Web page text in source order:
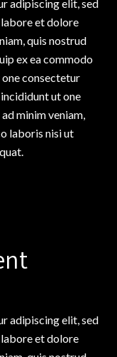
adipiscing elit, sed
et dolore
quis nostrud
ex ea commodo
consectetur
ut one
minim veniam,
laboris nisi ut
adipiscing elit, sed
et dolore